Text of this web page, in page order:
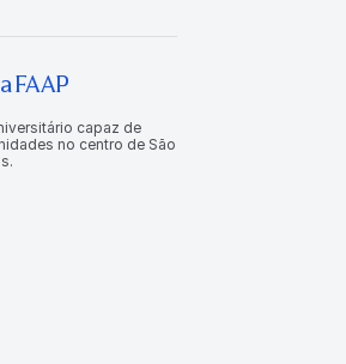
FAAP
capaz de
no centro de São